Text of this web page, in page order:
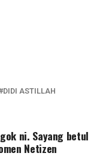
DIDI ASTILLAH
ni. Sayang betul
Netizen